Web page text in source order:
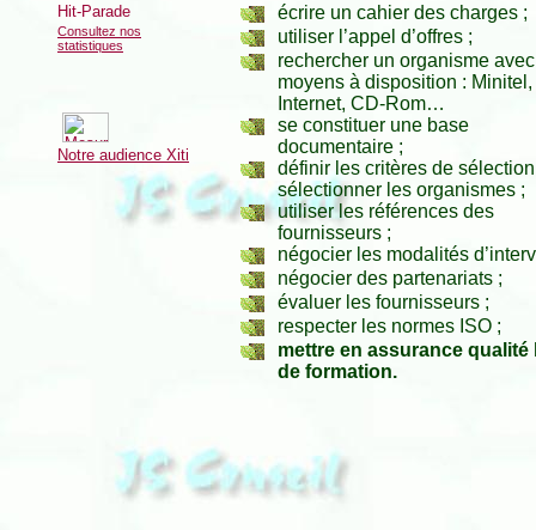
Consultez nos
statistiques
Notre audience Xiti
écrire un cahier des charges ;
utiliser l’appel d’offres ;
rechercher un organisme
moyens à disposition : Minitel,
Internet, CD-Rom…
se constituer une base
documentaire ;
définir les critères de
sélectionner les organismes ;
utiliser les références des
fournisseurs ;
négocier les modalités
négocier des partenariats ;
évaluer les fournisseurs ;
respecter les normes ISO ;
mettre en assurance qualité
de formation.